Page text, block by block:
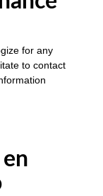
for any
to contact